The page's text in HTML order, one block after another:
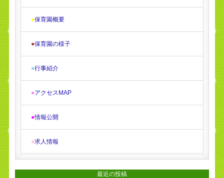
●保育園概要
●保育園の様子
●行事紹介
●アクセスMAP
●情報公開
●求人情報
最近の投稿